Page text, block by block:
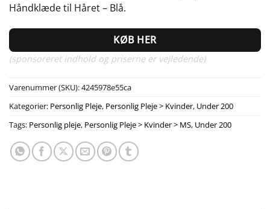
Håndklæde til Håret – Blå.
KØB HER
(sponsoreret indhold og priserne er vejledende)
Varenummer (SKU):4245978e55ca
Kategorier: Personlig Pleje, Personlig Pleje > Kvinder, Under 200
Tags: Personlig pleje, Personlig Pleje > Kvinder > MS, Under 200